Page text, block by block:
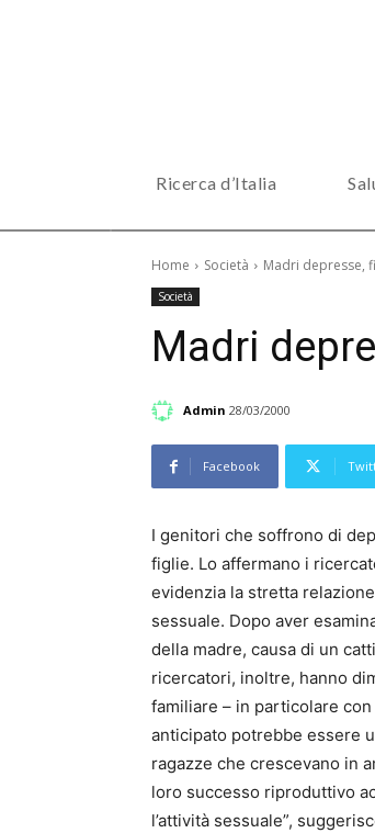
Ricerca d’Italia
Home Società Madri depresse,
Società
Madri
Admin 28/03/2000
Facebook
I genitori che soffrono di
figlie. Lo affermano i
evidenzia la stretta
sessuale. Dopo aver
della madre, causa di un
ricercatori, inoltre, hanno
familiare – in particolare
anticipato potrebbe essere
ragazze che crescevano in
loro successo riproduttivo
l’attività sessuale”,